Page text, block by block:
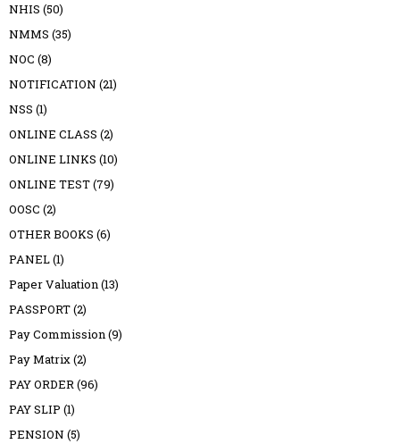
NHIS (50)
NMMS (35)
NOC (8)
NOTIFICATION (21)
NSS (1)
ONLINE CLASS (2)
ONLINE LINKS (10)
ONLINE TEST(79)
OOSC (2)
OTHER BOOKS (6)
PANEL(1)
Paper Valuation(13)
PASSPORT(2)
Pay Commission(9)
Pay Matrix(2)
PAY ORDER(96)
PAY SLIP (1)
PENSION (5)